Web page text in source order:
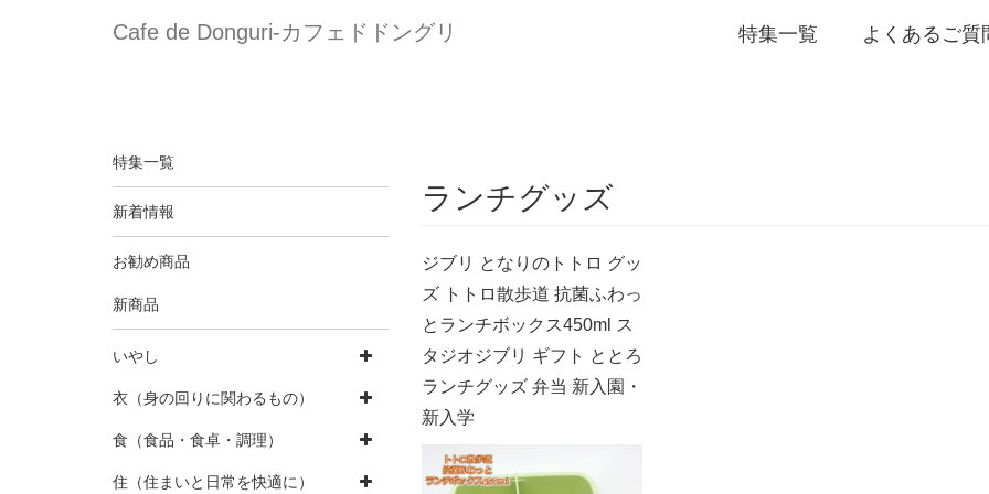
Cafe de Donguri- カフェドドングリ 特集一覧 よくあるご質
ランチグッズ
ジブリ となりのトトロ グッ
ズ トトロ散歩道 抗菌ふわっ
とランチボックス450ml ス
タジオジブリ ギフト ととろ
ランチグッズ 弁当 新入園・
新入学
特集一覧
新着情報
お勧め商品
新商品
いやし
衣（身の回りに関わるもの）
食（食品・食卓・調理）
住（住まいと日常を快適に）